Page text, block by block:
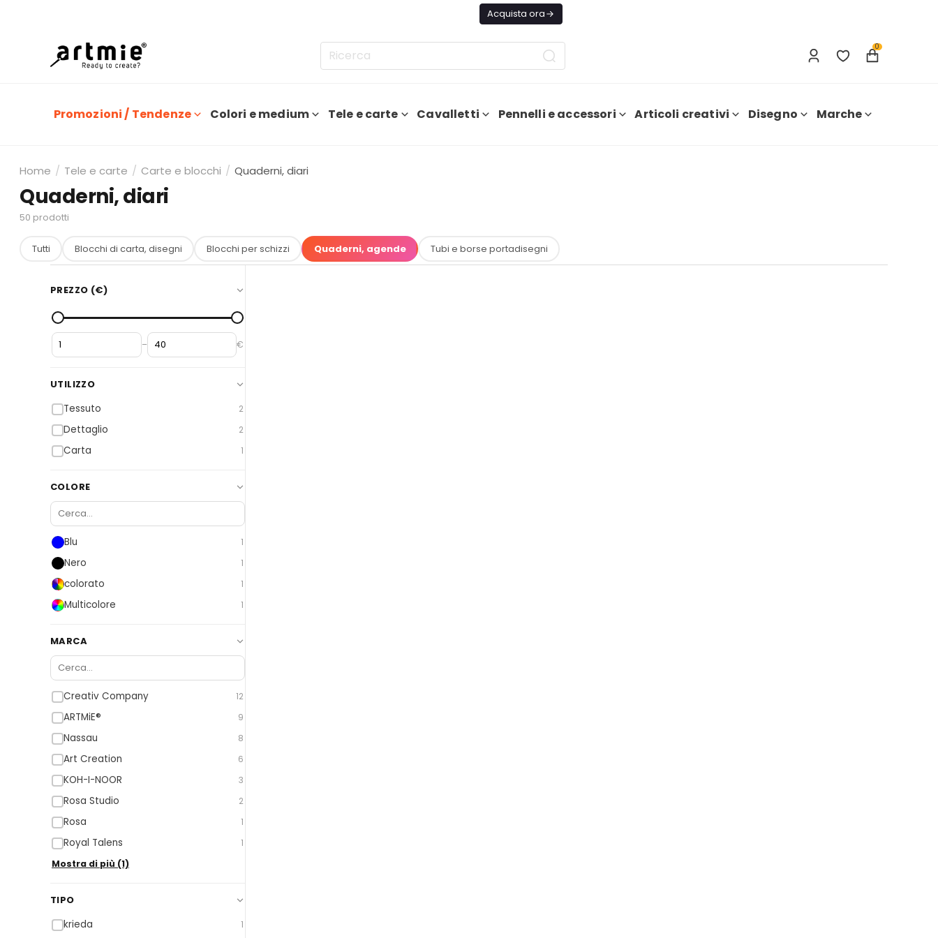
Acquista ora
0
Promozioni / Tendenze Colori e medium Tele e carte Cavalletti Pennelli e accessori Articoli creativi Disegno Marche
Home / Tele e carte / Carte e blocchi / Quaderni, diari
Quaderni, diari
50 prodotti
Tutti Blocchi di carta, disegni Blocchi per schizzi Quaderni, agende Tubi e borse portadisegni